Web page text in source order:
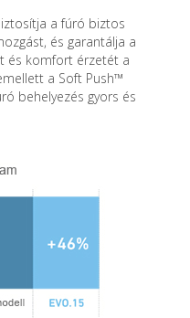
a fúró biztos
és garantálja a
és komfort érzetét a
a Soft Push™
behelyezés gyors és